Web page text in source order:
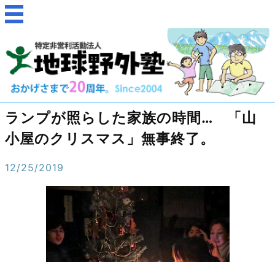
ランプが照らした家族の時間… 「山
小屋のクリスマス」無事終了。
12/25/2019